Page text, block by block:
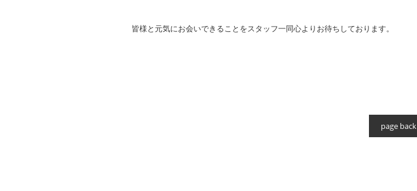
皆様と元気にお会いできることをスタッフ一同心よりお待ちしております。
page back